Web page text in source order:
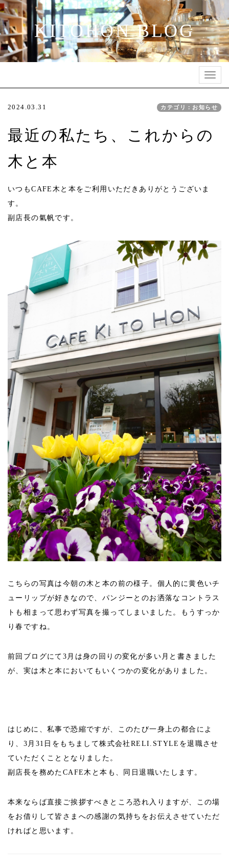
KITOHON BLOG
Toggle
2024.03.31
カテゴリ：お知らせ
最近の私たち、これからの
木と本
いつもCAFE木と本をご利用いただきありがとうございま
す。
副店長の氣帆です。
こちらの写真は今朝の木と本の前の様子。個人的に黄色いチ
ューリップが好きなので、パンジーとのお洒落なコントラス
トも相まって思わず写真を撮ってしまいました。もうすっか
り春ですね。
前回ブログにて3月は身の回りの変化が多い月と書きました
が、実は木と本においてもいくつかの変化がありました。
はじめに、私事で恐縮ですが、このたび一身上の都合によ
り、3月31日をもちまして株式会社RELI.STYLEを退職させ
ていただくこととなりました。
副店長を務めたCAFE木と本も、同日退職いたします。
本来ならば直接ご挨拶すべきところ恐れ入りますが、この場
をお借りして皆さまへの感謝の気持ちをお伝えさせていただ
ければと思います。